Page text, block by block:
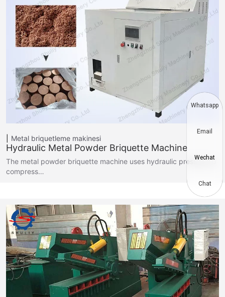
Metal briquetleme makinesi
Hydraulic Metal Powder Briquette Machine
The metal powder briquette machine uses hydraulic pressure to
compress…
Whatsapp
Email
Wechat
Chat